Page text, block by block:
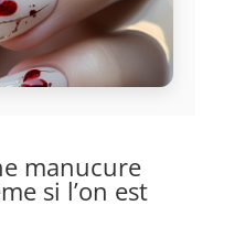
manucure
si l’on est